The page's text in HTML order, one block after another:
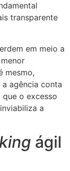
transparente
em meio a
mesmo,
agência conta
o excesso
a
ágil